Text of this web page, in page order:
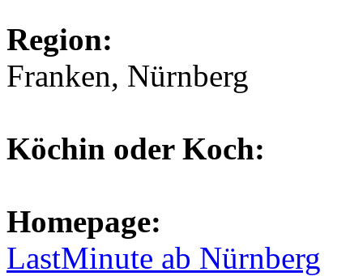
Region:
Franken, Nürnberg
Köchin oder Koch:
Homepage:
LastMinute ab Nürnberg